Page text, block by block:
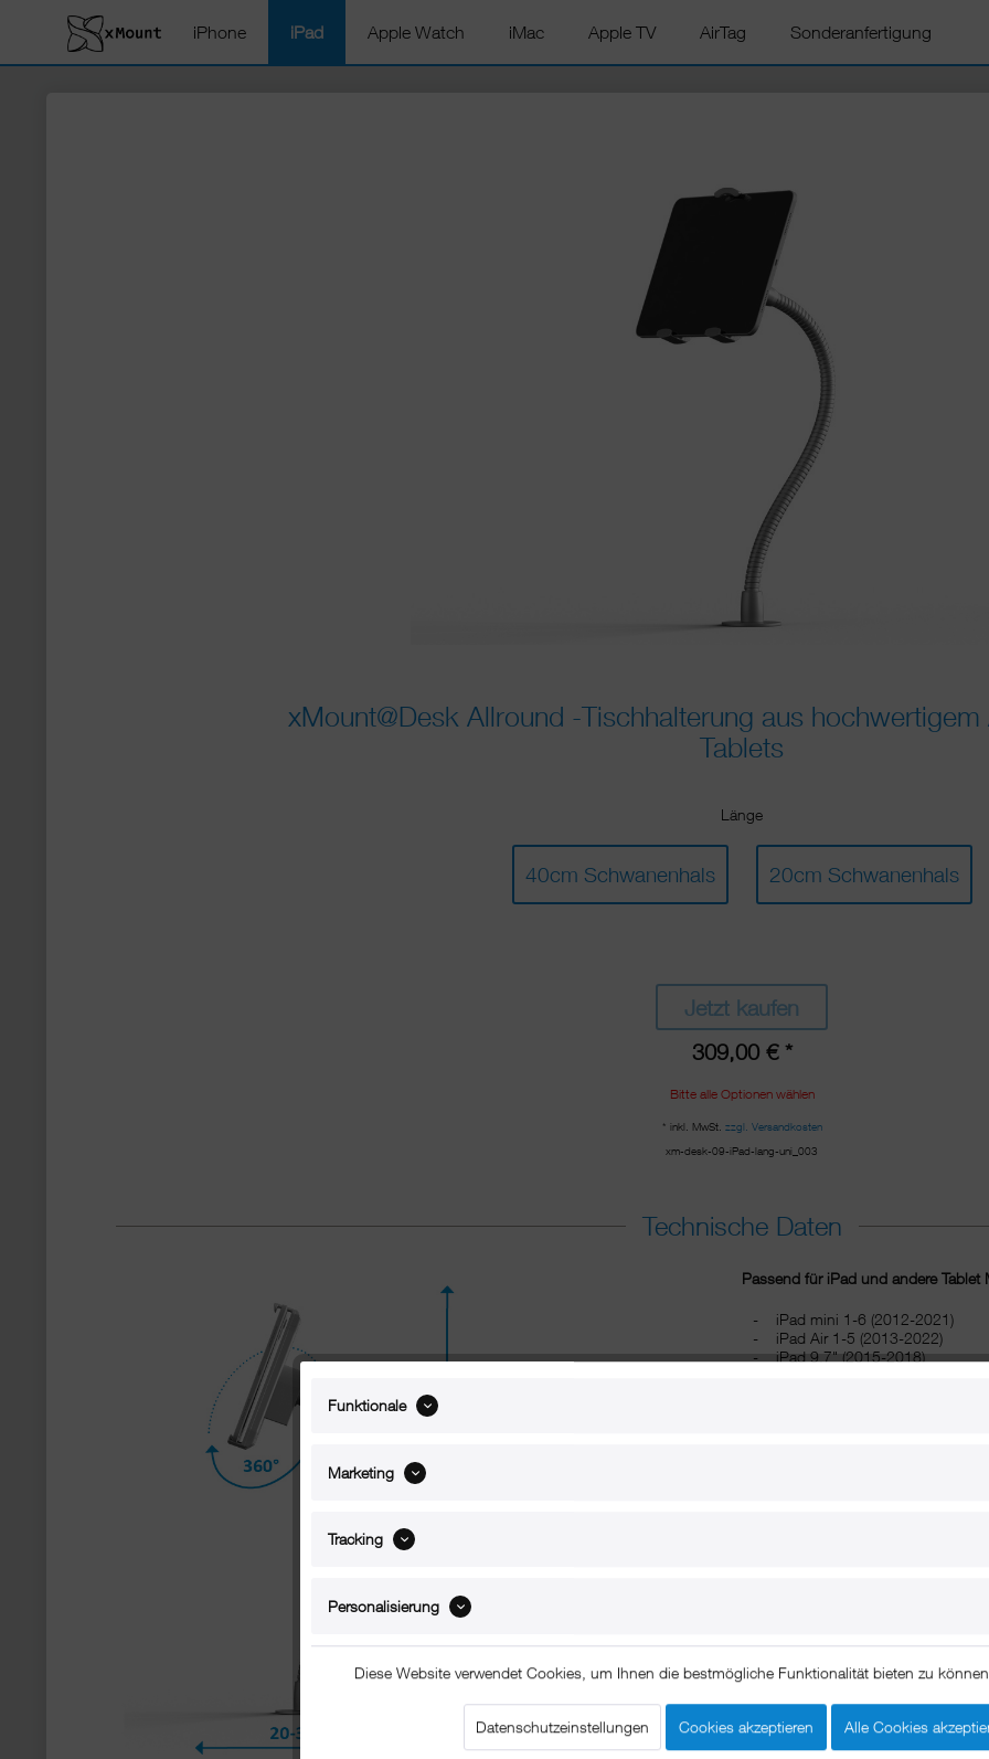
iPhone iPad Apple Watch iMac Apple TV AirTag Sonderanfertigung
xMount@Desk Allround -Tischhalterung aus
Tablets
Länge
40cm Schwanenhals 20cm Schwanenhals
Jetzt kaufen
309,00 € *
Bitte alle Optionen wählen
* inkl. MwSt. zzgl. Versandkosten
xm-desk-09-iPad-lang-uni_003
Technische Daten
Passend für iPad und andere
iPad mini 1-6 (2012-2021)
iPad Air 1-5 (2013-2022)
iPad 9,7" (2015-2018)
Funktionale
Marketing
Tracking
Personalisierung
Diese Website verwendet Cookies, um Ihnen die bestmögliche Funktionalität bieten zu können.
Datenschutzeinstellungen Cookies akzeptieren Alle Cookies